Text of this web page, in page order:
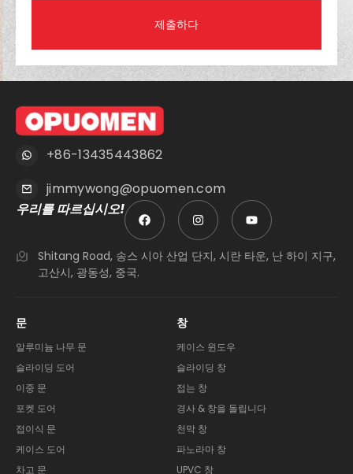
제출하다
+86-13435443862
jimmywong@opuomen.com
우리를 따르십시오!
Shitang Road, 송스 시아 산업 단지, 시란 타운, 난 하이 지구,
고산시, 광동성, 중국.
문
알루미늄 나무 문
슬라이딩 도어
이중 문
포켓 도어
접이식 문
케이스 도어
차고 문
창
케이스 윈도우
슬라이딩 창
접는 창
경사 & 창을 돌립니다
천막 창
파노라마 창
UPVC 창